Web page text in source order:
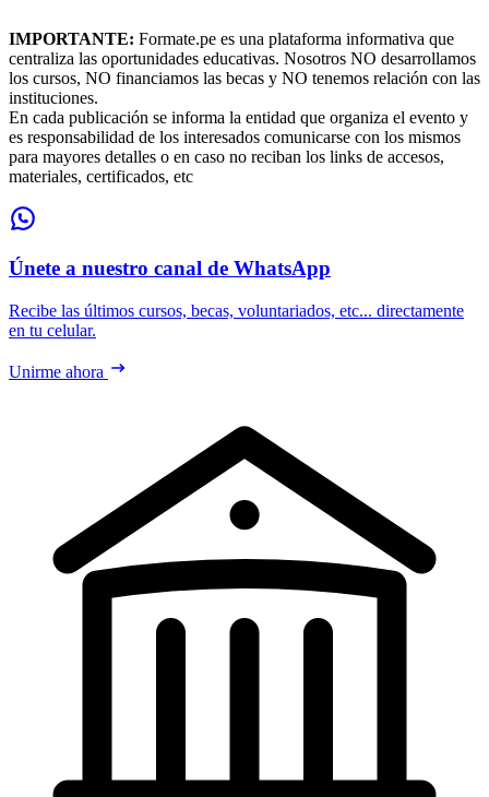
IMPORTANTE: Formate.pe es una plataforma informativa que
centraliza las oportunidades educativas. Nosotros NO desarrollamos
los cursos, NO financiamos las becas y NO tenemos relación con las
instituciones.
En cada publicación se informa la entidad que organiza el evento y
es responsabilidad de los interesados comunicarse con los mismos
para mayores detalles o en caso no reciban los links de accesos,
materiales, certificados, etc
Únete a nuestro canal de WhatsApp
Recibe las últimos cursos, becas, voluntariados, etc... directamente
en tu celular.
Unirme ahora